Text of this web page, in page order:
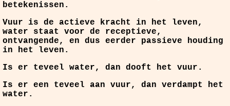
betekenissen.
Vuur is de actieve kracht in het leven,
water staat voor de receptieve,
ontvangende, en dus eerder passieve houding
in het leven.
Is er teveel water, dan dooft het vuur.
Is er een teveel aan vuur, dan verdampt het
water.